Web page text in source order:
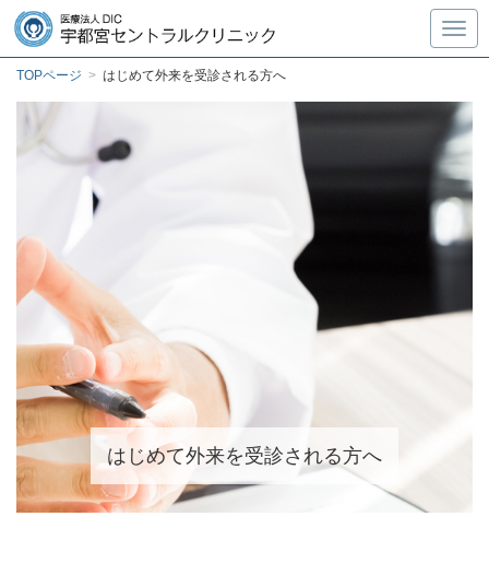
TOPページ > はじめて外来を受診される方へ
はじめて外来を受診される方へ